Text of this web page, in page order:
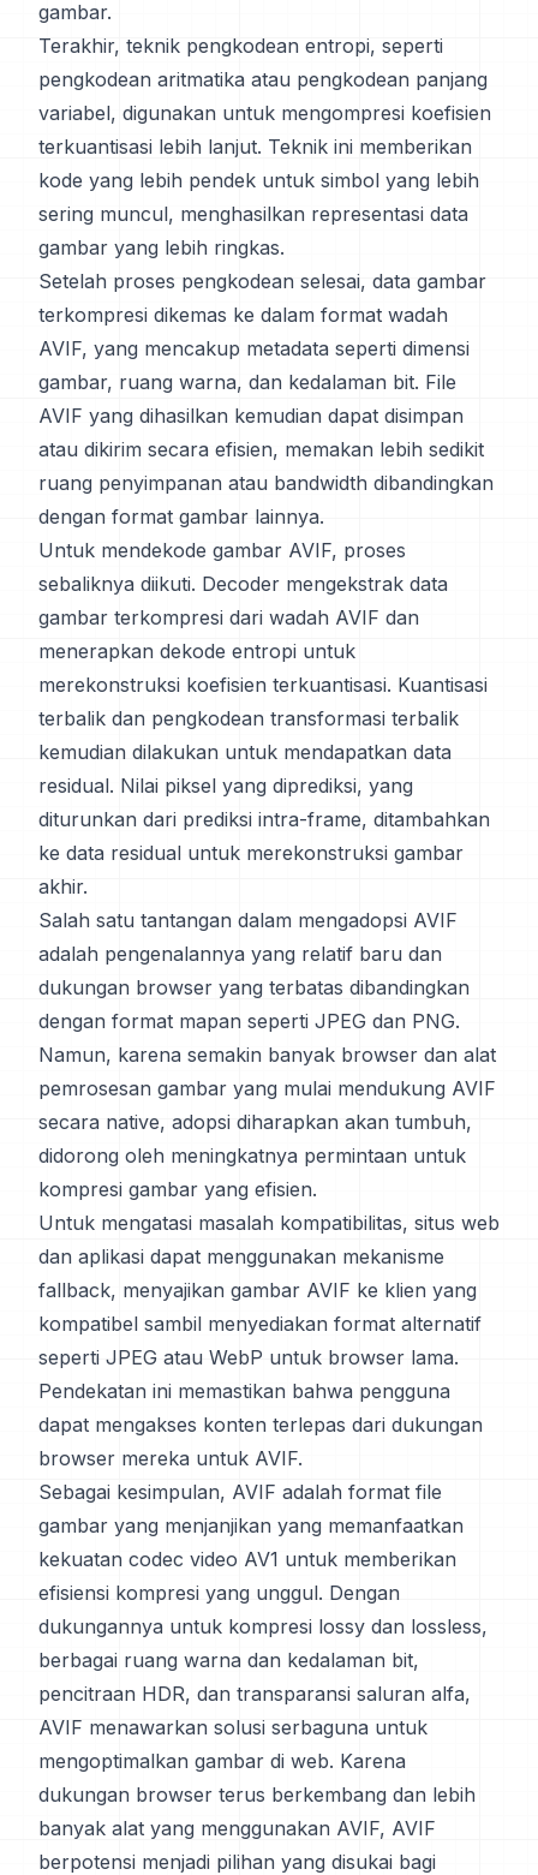
gambar.
Terakhir, teknik pengkodean entropi, seperti
pengkodean aritmatika atau pengkodean panjang
variabel, digunakan untuk mengompresi koefisien
terkuantisasi lebih lanjut. Teknik ini memberikan
kode yang lebih pendek untuk simbol yang lebih
sering muncul, menghasilkan representasi data
gambar yang lebih ringkas.
Setelah proses pengkodean selesai, data gambar
terkompresi dikemas ke dalam format wadah
AVIF, yang mencakup metadata seperti dimensi
gambar, ruang warna, dan kedalaman bit. File
AVIF yang dihasilkan kemudian dapat disimpan
atau dikirim secara efisien, memakan lebih sedikit
ruang penyimpanan atau bandwidth dibandingkan
dengan format gambar lainnya.
Untuk mendekode gambar AVIF, proses
sebaliknya diikuti. Decoder mengekstrak data
gambar terkompresi dari wadah AVIF dan
menerapkan dekode entropi untuk
merekonstruksi koefisien terkuantisasi. Kuantisasi
terbalik dan pengkodean transformasi terbalik
kemudian dilakukan untuk mendapatkan data
residual. Nilai piksel yang diprediksi, yang
diturunkan dari prediksi intra-frame, ditambahkan
ke data residual untuk merekonstruksi gambar
akhir.
Salah satu tantangan dalam mengadopsi AVIF
adalah pengenalannya yang relatif baru dan
dukungan browser yang terbatas dibandingkan
dengan format mapan seperti JPEG dan PNG.
Namun, karena semakin banyak browser dan alat
pemrosesan gambar yang mulai mendukung AVIF
secara native, adopsi diharapkan akan tumbuh,
didorong oleh meningkatnya permintaan untuk
kompresi gambar yang efisien.
Untuk mengatasi masalah kompatibilitas, situs web
dan aplikasi dapat menggunakan mekanisme
fallback, menyajikan gambar AVIF ke klien yang
kompatibel sambil menyediakan format alternatif
seperti JPEG atau WebP untuk browser lama.
Pendekatan ini memastikan bahwa pengguna
dapat mengakses konten terlepas dari dukungan
browser mereka untuk AVIF.
Sebagai kesimpulan, AVIF adalah format file
gambar yang menjanjikan yang memanfaatkan
kekuatan codec video AV1 untuk memberikan
efisiensi kompresi yang unggul. Dengan
dukungannya untuk kompresi lossy dan lossless,
berbagai ruang warna dan kedalaman bit,
pencitraan HDR, dan transparansi saluran alfa,
AVIF menawarkan solusi serbaguna untuk
mengoptimalkan gambar di web. Karena
dukungan browser terus berkembang dan lebih
banyak alat yang menggunakan AVIF, AVIF
berpotensi menjadi pilihan yang disukai bagi